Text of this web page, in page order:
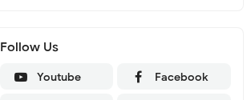
Follow Us
Youtube Facebook